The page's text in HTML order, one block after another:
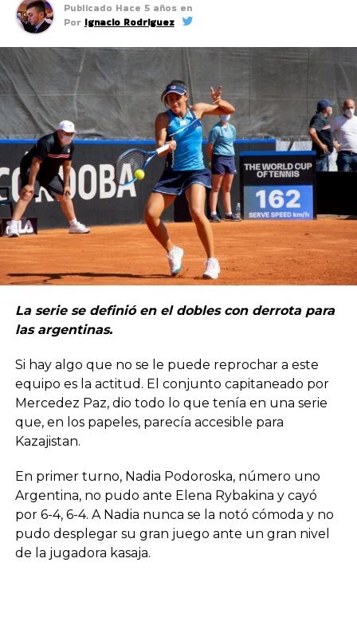
Publicado Hace 5 años en
Por Ignacio Rodriguez
La serie se definió en el dobles con derrota para
las argentinas.
Si hay algo que no se le puede reprochar a este
equipo es la actitud. El conjunto capitaneado por
Mercedez Paz, dio todo lo que tenía en una serie
que, en los papeles, parecía accesible para
Kazajistan.
En primer turno, Nadia Podoroska, número uno
Argentina, no pudo ante Elena Rybakina y cayó
por 6-4, 6-4. A Nadia nunca se la notó cómoda y no
pudo desplegar su gran juego ante un gran nivel
de la jugadora kasaja.